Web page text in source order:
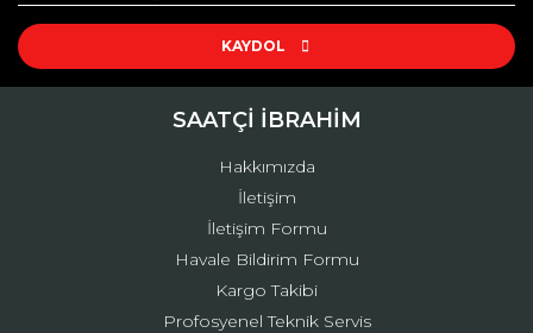
Ürün resmi kalitesiz, bozuk veya görüntülenemiyor.
Ürün açıklamasında eksik bilgiler bulunuyor.
Ürün fiyatı diğer sitelerden daha pahalı.
Gönder
KAYDOL
SAATÇİ İBRAHİM
Hakkımızda
İletişim
İletişim Formu
Havale Bildirim Formu
Kargo Takibi
Profosyenel Teknik Servis